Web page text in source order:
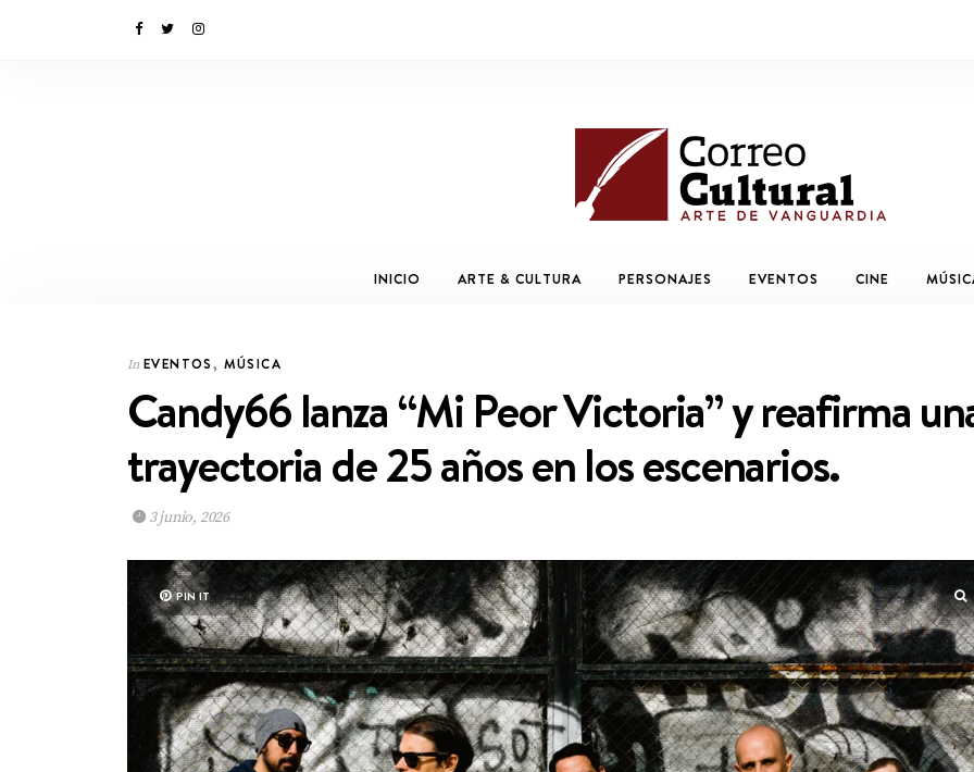
INICIO ARTE & CULTURA PERSONAJES EVENTOS CINE
In EVENTOS, MÚSICA
Candy66 lanza “Mi Peor Victoria” y reafirma
trayectoria de 25 años en los escenarios.
3 junio, 2026
PIN IT